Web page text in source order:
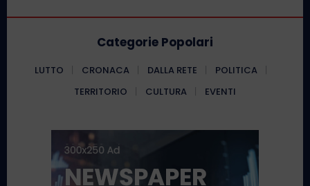
Categorie Popolari
LUTTO CRONACA DALLA RETE
POLITICA
TERRITORIO
CULTURA EVENTI